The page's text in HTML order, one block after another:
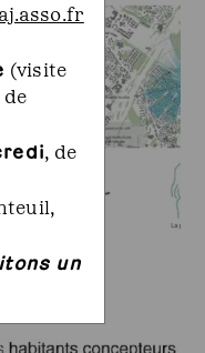
(visite
, de
un